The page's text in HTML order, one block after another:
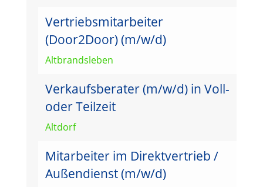
Vertriebsmitarbeiter
(Door2Door) (m/w/d)
Altbrandsleben
Verkaufsberater (m/w/d) in Voll-
oder Teilzeit
Altdorf
Mitarbeiter im Direktvertrieb /
Außendienst (m/w/d)